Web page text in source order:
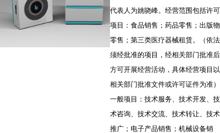
代表人为姚哓峰。经营范围包括许可
项目：食品销售；药品零售；出版物
零售；第三类医疗器械租赁。（依法
须经批准的项目，经相关部门批准后
方可开展经营活动，具体经营项目以
相关部门批准文件或许可证件为准）
一般项目：技术服务、技术开发、技
术咨询、技术交流、技术转让、技术
推广；电子产品销售；机械设备销